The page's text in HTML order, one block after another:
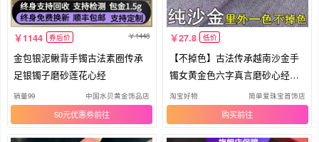
1144 券后价 1448
金包银泥鳅背手镯古法素圈传承
足银镯子磨砂莲花心经
销量99 中国水贝黄金饰品店
50元优惠券
27.8 低价
【不掉色】古法传承越南沙金手
镯女黄金色六字真言磨砂心经镯
子
淘宝好物 简单爱珠宝首饰店
购买